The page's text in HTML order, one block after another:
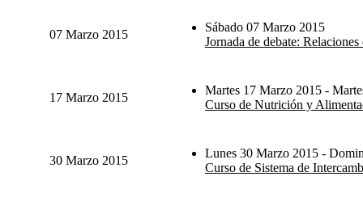
07 Marzo 2015
Sábado 07 Marzo 2015
Jornada de debate:
17 Marzo 2015
Martes 17 Marzo 2015 -
Curso de Nutrición y
30 Marzo 2015
Lunes 30 Marzo 2015 -
Curso de Sistema de